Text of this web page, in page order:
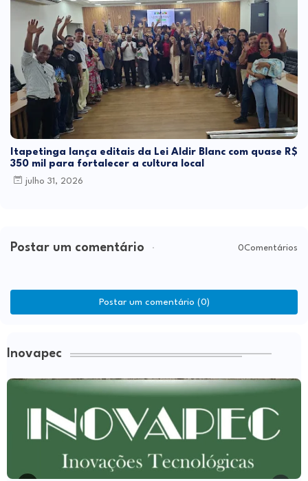
Itapetinga lança editais da Lei Aldir Blanc com quase R$
350 mil para fortalecer a cultura local
julho 31, 2026
Postar um comentário 0Comentários
Postar um comentário (0)
Inovapec